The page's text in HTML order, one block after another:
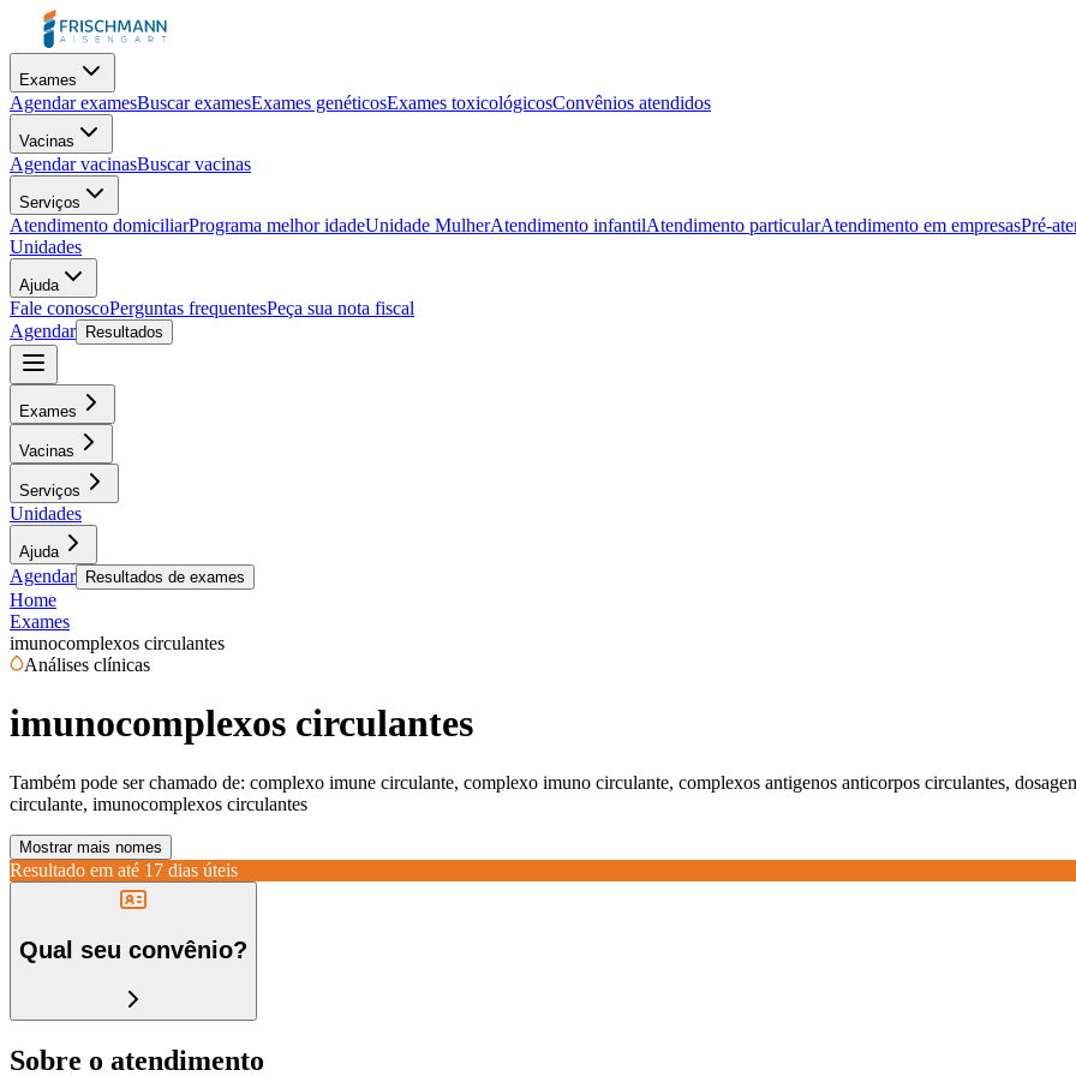
Exames
Agendar examesBuscar examesExames genéticosExames toxicológicosConvênios atendidos
Vacinas
Agendar vacinasBuscar vacinas
Serviços
Atendimento domiciliarPrograma melhor idadeUnidade MulherAtendimento infantilAtendimento particularAtendimento em empresasPré-
Unidades
Ajuda
Fale conoscoPerguntas frequentesPeça sua nota fiscal
Agendar
Resultados
Exames
Vacinas
Serviços
Unidades
Ajuda
Agendar Resultados de exames
Home
Exames
imunocomplexos circulantes
Análises clínicas
imunocomplexos circulantes
Também pode ser chamado de: complexo imune circulante, complexo imuno circulante, complexos antigenos anticorpos circulantes,
circulante, imunocomplexos circulantes
Mostrar mais nomes
Resultado em até 17 dias úteis
Qual seu convênio?
Sobre o atendimento